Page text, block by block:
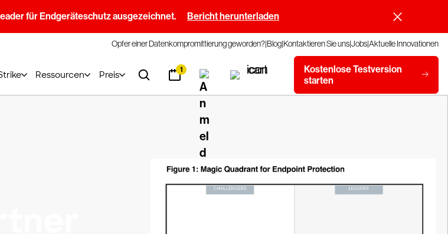
für Endgeräteschutz ausgezeichnet. Bericht herunterladen
Opfer einer Datenkompromittierung geworden?BlogKontaktieren Sie unsJobsAktuelle Innovationen
Ressourcen Preis 1
Kostenlose Testversion
starten